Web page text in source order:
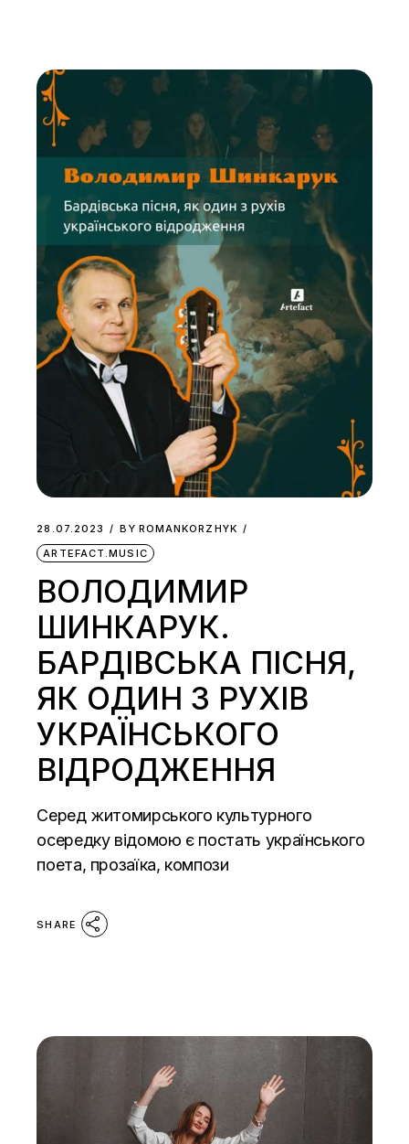
28.07.2023 BY ROMANKORZHYK
ARTEFACT.MUSIC
ВОЛОДИМИР
ШИНКАРУК.
БАРДІВСЬКА ПІСНЯ,
ЯК ОДИН З РУХІВ
УКРАЇНСЬКОГО
ВІДРОДЖЕННЯ
Серед житомирського культурного
осередку відомою є постать українського
поета, прозаїка, компози
SHARE